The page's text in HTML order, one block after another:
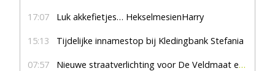
17:07 Luk akkefietjes… HekselmesienHarry
15:13 Tijdelijke innamestop bij Kledingbank Stefania
07:57 Nieuwe straatverlichting voor De Veldmaat en De Pas